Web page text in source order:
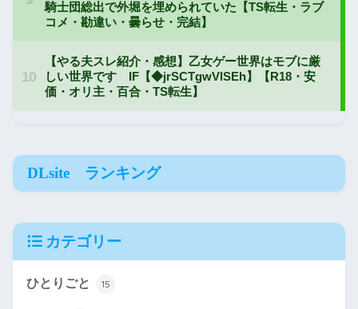
DLsite ランキング
カテゴリー
ひとりごと 15